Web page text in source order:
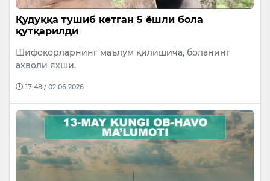
Қудуққа тушиб кетган 5 ёшли бола
қутқарилди
Шифокорларнинг маълум қилишича, боланинг
аҳволи яхши.
17:48 / 02.06.2026